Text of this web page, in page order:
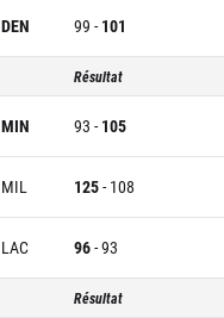
DEN 99 - 101
Résultat
MIN 93 - 105
MIL 125- 108
LAC 96-93
Résultat